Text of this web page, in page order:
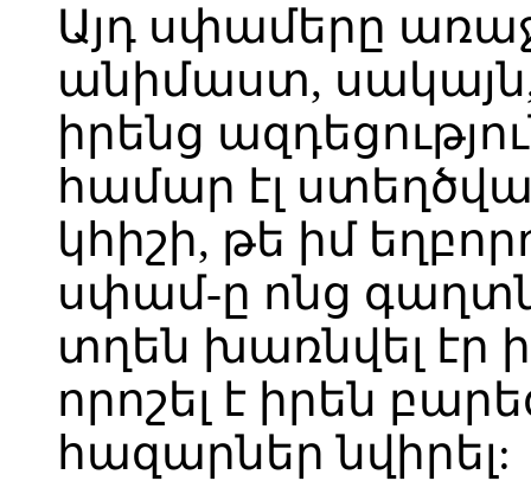
Այդ սփամերը
անիմաստ,
իրենց
համար էլ
կհիշի, թե իմ
սփամ-ը ոնց
տղեն խառնվել էր
որոշել է իրեն
հազարներ նվիրել: